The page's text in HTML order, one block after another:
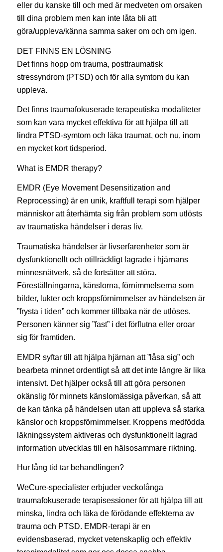
eller du kanske till och med är medveten om orsaken
till dina problem men kan inte låta bli att
göra/uppleva/känna samma saker om och om igen.
DET FINNS EN LÖSNING
Det finns hopp om trauma, posttraumatisk
stressyndrom (PTSD) och för alla symtom du kan
uppleva.
Det finns traumafokuserade terapeutiska modaliteter
som kan vara mycket effektiva för att hjälpa till att
lindra PTSD-symtom och läka traumat, och nu, inom
en mycket kort tidsperiod.
What is EMDR therapy?
EMDR (Eye Movement Desensitization and
Reprocessing) är en unik, kraftfull terapi som hjälper
människor att återhämta sig från problem som utlösts
av traumatiska händelser i deras liv.
Traumatiska händelser är livserfarenheter som är
dysfunktionellt och otillräckligt lagrade i hjärnans
minnesnätverk, så de fortsätter att störa.
Föreställningarna, känslorna, förnimmelserna som
bilder, lukter och kroppsförnimmelser av händelsen är
”frysta i tiden” och kommer tillbaka när de utlöses.
Personen känner sig ”fast” i det förflutna eller oroar
sig för framtiden.
EMDR syftar till att hjälpa hjärnan att ”låsa sig” och
bearbeta minnet ordentligt så att det inte längre är lika
intensivt. Det hjälper också till att göra personen
okänslig för minnets känslomässiga påverkan, så att
de kan tänka på händelsen utan att uppleva så starka
känslor och kroppsförnimmelser. Kroppens medfödda
läkningssystem aktiveras och dysfunktionellt lagrad
information utvecklas till en hälsosammare riktning.
Hur lång tid tar behandlingen?
WeCure-specialister erbjuder veckolånga
traumafokuserade terapisessioner för att hjälpa till att
minska, lindra och läka de förödande effekterna av
trauma och PTSD. EMDR-terapi är en
evidensbaserad, mycket vetenskaplig och effektiv